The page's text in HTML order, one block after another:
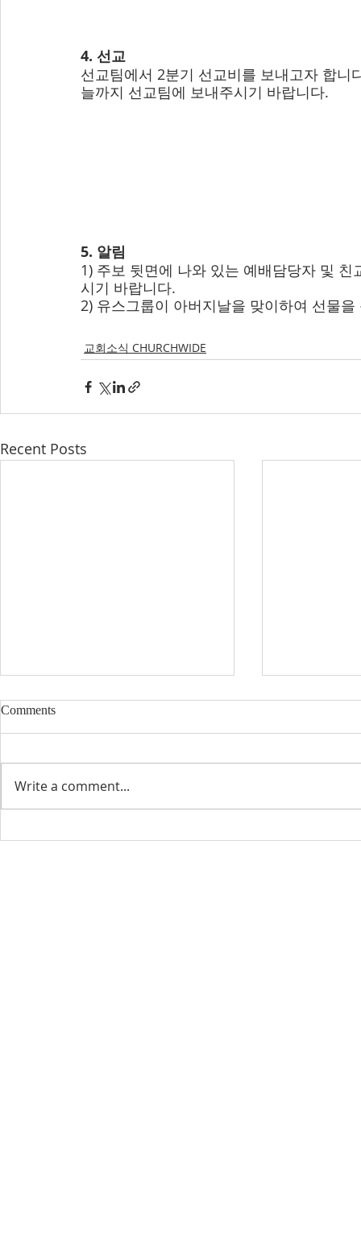
4. 선교
선교팀에서 2분기 선교비를 보내고자 합
늘까지 선교팀에 보내주시기 바랍니다.
5. 알림
1) 주보 뒷면에 나와 있는 예배담당자 및
시기 바랍니다.
2) 유스그룹이 아버지날을 맞이하여 선물을
교회소식 CHURCHWIDE
Recent Posts
Comments
Write a comment...